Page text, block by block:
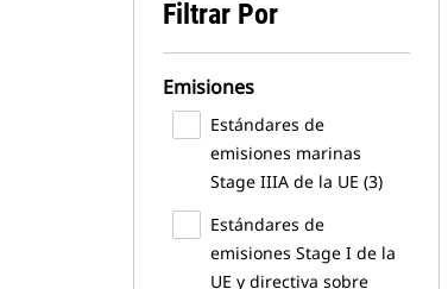
Filtrar Por
Emisiones
Estándares de
emisiones marinas
Stage IIIA de la UE (3)
Estándares de
emisiones Stage I de la
UE y directiva sobre